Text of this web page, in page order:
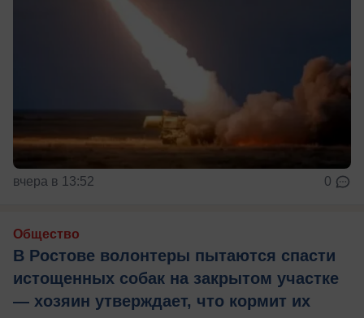
вчера в 13:52 0
Общество
В Ростове волонтеры пытаются спасти
истощенных собак на закрытом участке
— хозяин утверждает, что кормит их